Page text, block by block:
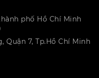
phố Hồ Chí Minh
Quận 7, Tp.Hồ Chí Minh